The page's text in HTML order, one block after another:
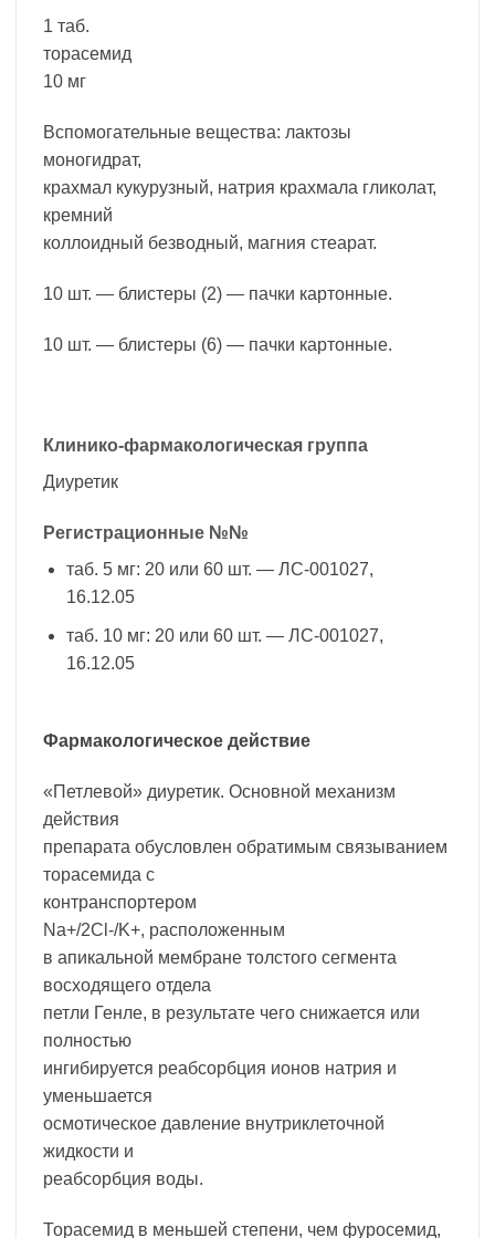
1 таб.
торасемид
10 мг
Вспомогательные вещества: лактозы
моногидрат,
крахмал кукурузный, натрия крахмала гликолат,
кремний
коллоидный безводный, магния стеарат.
10 шт. — блистеры (2) — пачки картонные.
10 шт. — блистеры (6) — пачки картонные.
Клинико-фармакологическая группа
Диуретик
Регистрационные №№
таб. 5 мг: 20 или 60 шт. — ЛС-001027,
16.12.05
таб. 10 мг: 20 или 60 шт. — ЛС-001027,
16.12.05
Фармакологическое действие
«Петлевой» диуретик. Основной механизм
действия
препарата обусловлен обратимым связыванием
торасемида с
контранспортером
Na+/2Cl-/K+, расположенным
в апикальной мембране толстого сегмента
восходящего отдела
петли Генле, в результате чего снижается или
полностью
ингибируется реабсорбция ионов натрия и
уменьшается
осмотическое давление внутриклеточной
жидкости и
реабсорбция воды.
Торасемид в меньшей степени, чем фуросемид,